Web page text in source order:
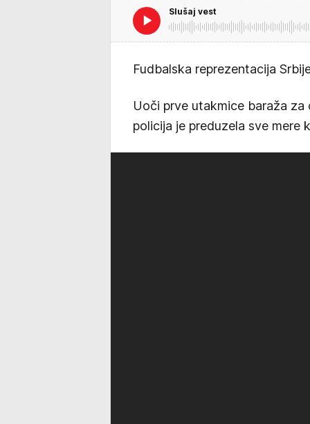
Slušaj vest
Fudbalska reprezentacija
Uoči prve utakmice baraža
policija je preduzela sve mere